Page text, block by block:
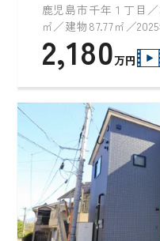
鹿児島市千年１丁目
㎡／建物87.77㎡／
2,180万円